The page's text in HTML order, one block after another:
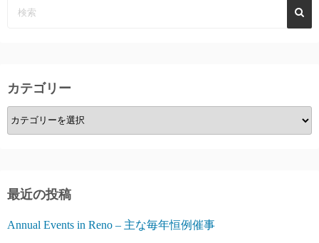
カテゴリー
カ
テ
ー
最近の投稿
Annual Events in Reno – 主な毎年恒例催事